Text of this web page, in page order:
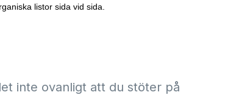
listor sida vid sida.
inte ovanligt att du stöter på